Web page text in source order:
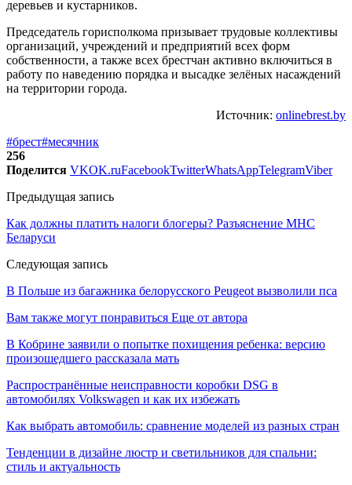
деревьев и кустарников.
Председатель горисполкома призывает трудовые коллективы
организаций, учреждений и предприятий всех форм
собственности, а также всех брестчан активно включиться в
работу по наведению порядка и высадке зелёных насаждений
на территории города.
Источник: onlinebrest.by
#брест#месячник
256
Поделится VKOK.ruFacebookTwitterWhatsAppTelegramViber
Предыдущая запись
Как должны платить налоги блогеры? Разъяснение МНС
Беларуси
Следующая запись
В Польше из багажника белорусского Peugeot вызволили пса
Вам также могут понравиться Еще от автора
В Кобрине заявили о попытке похищения ребенка: версию
произошедшего рассказала мать
Распространённые неисправности коробки DSG в
автомобилях Volkswagen и как их избежать
Как выбрать автомобиль: сравнение моделей из разных стран
Тенденции в дизайне люстр и светильников для спальни:
стиль и актуальность